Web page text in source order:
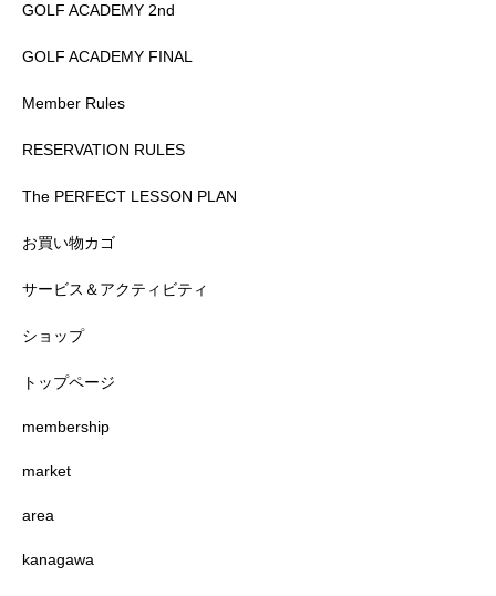
GOLF ACADEMY 2nd
GOLF ACADEMY FINAL
Member Rules
RESERVATION RULES
The PERFECT LESSON PLAN
お買い物カゴ
サービス＆アクティビティ
ショップ
トップページ
membership
market
area
kanagawa